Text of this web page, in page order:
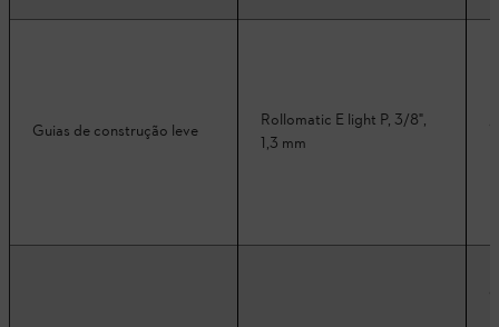
Guias de construção leve
Rollomatic E light P, 3/8",
1,3 mm